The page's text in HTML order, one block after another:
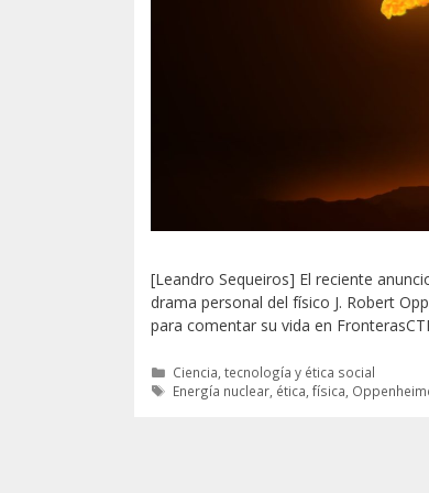
[Leandro Sequeiros] El reciente
drama personal del físico J. Robert
para comentar su vida en
Categorías
Ciencia, tecnología y ética social
Etiquetas
Energía nuclear ética ,física